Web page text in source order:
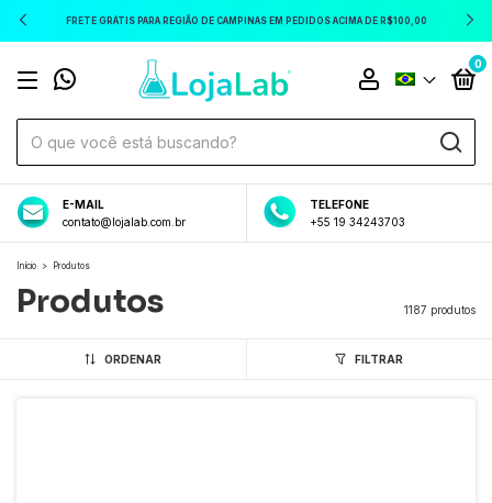
FRETE GRÁTIS PARA REGIÃO DE CAMPINAS EM PEDIDOS ACIMA DE R$100,00
0
E-MAIL
contato@lojalab.com.br
TELEFONE
+55 19 34243703
Início > Produtos
Produtos 1187 produtos
ORDENAR FILTRAR